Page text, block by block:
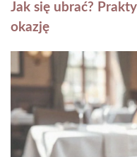
Jak się ubrać?
okazję